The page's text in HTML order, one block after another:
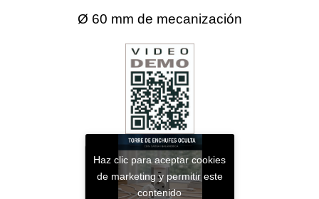
Ø 60 mm de mecanización
Haz clic para aceptar cookies
de marketing y permitir este
contenido